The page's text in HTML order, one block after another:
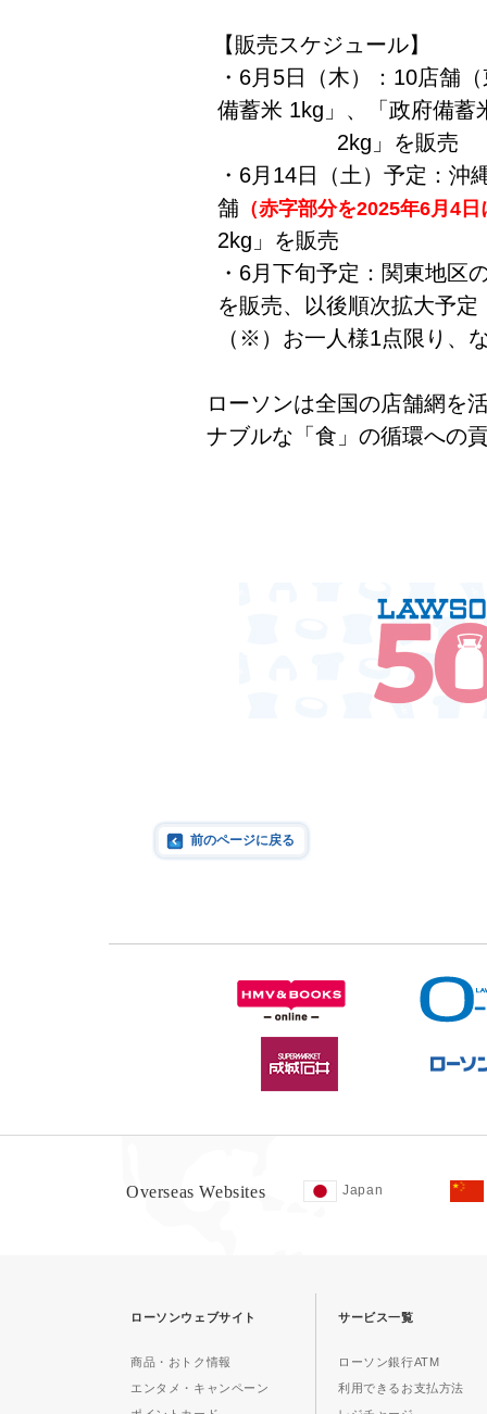
【販売スケジュール】
・6月5日（木）：10店舗
備蓄米 1kg」、「政府備蓄
2kg」を販売
・6月14日（土）予定：沖
舗 （赤字部分を2025年6月4
2kg」を販売
・6月下旬予定：関東地区
を販売、以後順次拡大予定
（※）お一人様1点限り、
ローソンは全国の店舗網を
ナブルな「食」の循環への
前のページに戻る
Overseas Websites Japan
ローソンウェブサイト
商品・おトク情報
エンタメ・キャンペーン
サービス一覧
ローソン銀行ATM
利用できるお支払方法